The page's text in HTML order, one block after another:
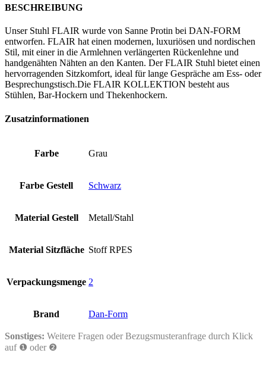
BESCHREIBUNG
Unser Stuhl FLAIR wurde von Sanne Protin bei DAN-FORM
entworfen. FLAIR hat einen modernen, luxuriösen und nordischen
Stil, mit einer in die Armlehnen verlängerten Rückenlehne und
handgenähten Nähten an den Kanten. Der FLAIR Stuhl bietet einen
hervorragenden Sitzkomfort, ideal für lange Gespräche am Ess- oder
Besprechungstisch.Die FLAIR KOLLEKTION besteht aus
Stühlen, Bar-Hockern und Thekenhockern.
Zusatzinformationen
Farbe Grau
Farbe Gestell Schwarz
Material Gestell Metall/Stahl
Material Sitzfläche Stoff RPES
Verpackungsmenge 2
Brand Dan-Form
Sonstiges: Weitere Fragen oder Bezugsmusteranfrage durch Klick
auf ❶ oder ❷